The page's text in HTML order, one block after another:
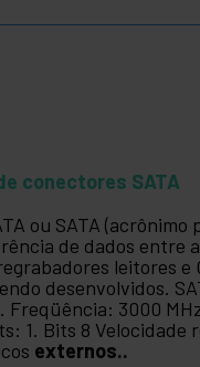
conectores SATA
ou SATA
de dados entre
leitores e
desenvolvidos.
Freqüência: 3000
1. Bits 8
externos..